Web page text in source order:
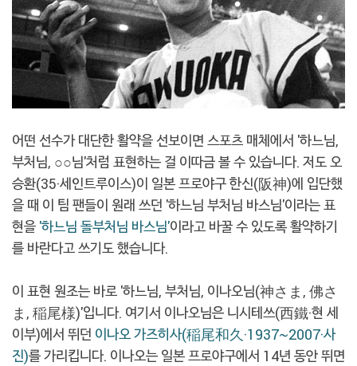
어떤 선수가 대단한 활약을 선보이면 스포츠 매체에서 '하느님,
부처님, ○○님'처럼 표현하는 걸 이따금 볼 수 있습니다. 저도 오
승환(35·세인트루이스)이 일본 프로야구 한신(阪神)에 입단했
을 때 이 팀 팬들이 원래 쓰던 '하느님 부처님 바스님'이라는 표
현을 '하느님 돌부처님 바스님'이라고 바꿀 수 있도록 활약하기
를 바란다고 쓰기도 했습니다.
이 표현 원조는 바로 '하느님, 부처님, 이나오님(神さま, 佛さ
ま, 稲尾様)'입니다. 여기서 이나오님은 니시테쓰(西鐵·현 세
이부)에서 뛰던 이나오 가즈히사(稲尾和久·1937~2007·사
진)를 가리킵니다. 이나오는 일본 프로야구에서 14년 동안 뛰면